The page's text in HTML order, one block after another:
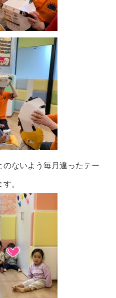
ないよう毎月違ったテー
。